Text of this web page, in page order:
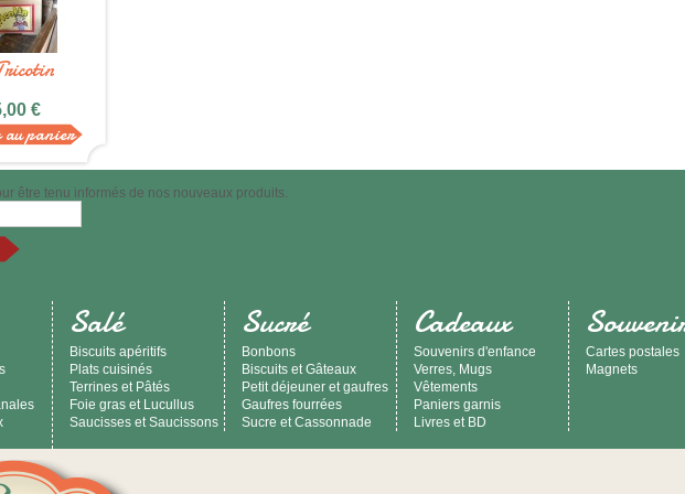
€
au panier
être tenu informés de nos nouveaux produits.
Salé
Biscuits apéritifs
Plats cuisinés
Terrines et Pâtés
Foie gras et Lucullus
Saucisses et Saucissons
Sucré
Bonbons
Biscuits et Gâteaux
Petit déjeuner et gaufres
Gaufres fourrées
Sucre et Cassonnade
Cadeaux
Souvenirs d'enfance
Verres, Mugs
Vêtements
Paniers garnis
Livres et BD
Cartes postales
Magnets